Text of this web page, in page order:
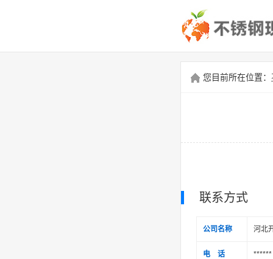
您目前所在位置：
联系方式
公司名称 河北
电 话 ******